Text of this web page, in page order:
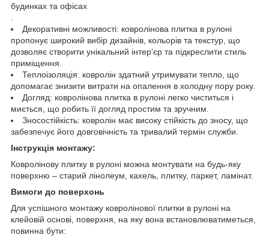
будинках та офісах
Декоративні можливості: ковролінова плитка в рулоні
пропонує широкий вибір дизайнів, кольорів та текстур, що
дозволяє створити унікальний інтер'єр та підкреслити стиль
приміщення.
Теплоізоляція: ковролін здатний утримувати тепло, що
допомагає знизити витрати на опалення в холодну пору року.
Догляд: ковролінова плитка в рулоні легко чиститься і
миється, що робить її догляд простим та зручним.
Зносостійкість: ковролін має високу стійкість до зносу, що
забезпечує його довговічність та тривалий термін служби.
Інструкція монтажу:
Ковролінову плитку в рулоні можна монтувати на будь-яку
поверхню – старий лінолеум, кахель, плитку, паркет, ламінат.
Вимоги до поверхонь
Для успішного монтажу ковролінової плитки в рулоні на
клейовій основі, поверхня, на яку вона встановлюватиметься,
повинна бути: